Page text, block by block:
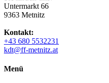
Untermarkt 66
9363 Metnitz
Kontakt:
+43 680 5532231
kdt@ff-metnitz.at
Menü